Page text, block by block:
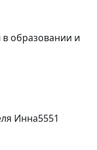
образовании и